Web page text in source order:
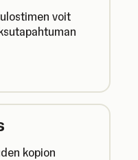
voit
kopion